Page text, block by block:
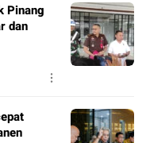
Pinang
dan